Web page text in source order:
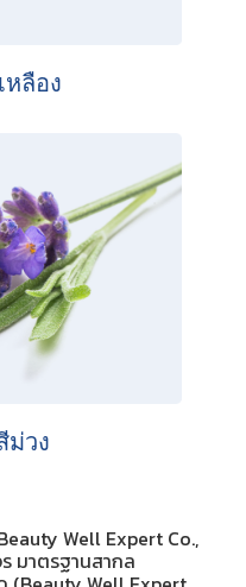
หลือง
ม่วง
Well Expert Co.,
มาตรฐานสากล